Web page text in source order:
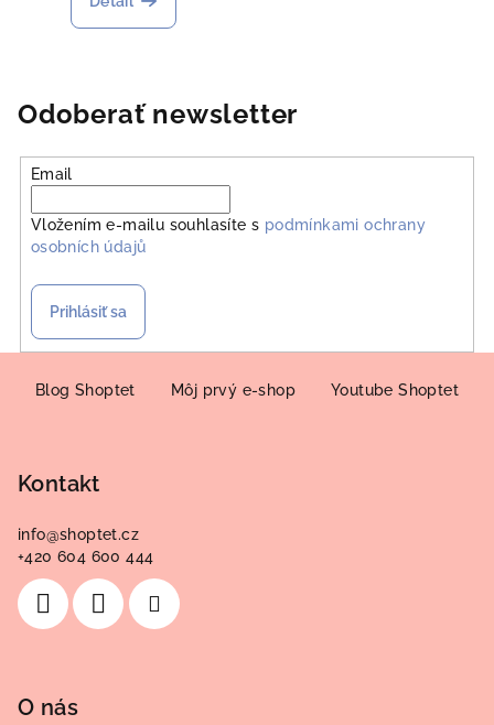
Odoberať newsletter
Email
Vložením e-mailu souhlasíte s podmínkami ochrany
osobních údajů
Prihlásiť sa
Blog Shoptet Môj prvý e-shop Youtube Shoptet
Kontakt
info@shoptet.cz
+420 604 600 444
O nás